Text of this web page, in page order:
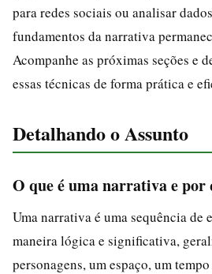
para redes sociais ou analisar
fundamentos da narrativa
Acompanhe as próximas seções e
essas técnicas de forma prática e
Detalhando o Assunto
O que é uma narrativa e por
Uma narrativa é uma sequência de
maneira lógica e significativa,
personagens, um espaço, um